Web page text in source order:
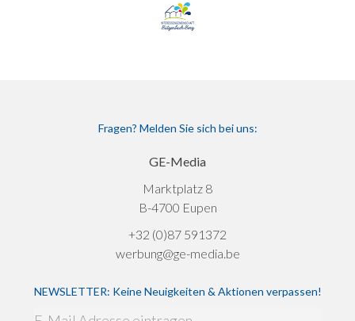
Fragen? Melden Sie sich bei uns:
GE-Media
Marktplatz 8
B-4700 Eupen
+32 (0)87 591372
werbung@ge-media.be
NEWSLETTER: Keine Neuigkeiten & Aktionen verpassen!